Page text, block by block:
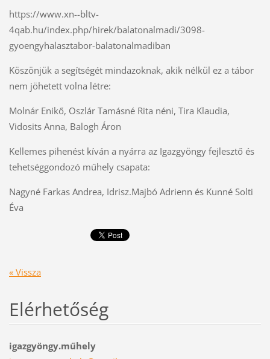
https://www.xn--bltv-
4qab.hu/index.php/hirek/balatonalmadi/3098-
gyoengyhalasztabor-balatonalmadiban
Köszönjük a segítségét mindazoknak, akik nélkül ez a tábor
nem jöhetett volna létre:
Molnár Enikő, Oszlár Tamásné Rita néni, Tira Klaudia,
Vidosits Anna, Balogh Áron
Kellemes pihenést kíván a nyárra az Igazgyöngy fejlesztő és
tehetséggondozó műhely csapata:
Nagyné Farkas Andrea, Idrisz.Majbó Adrienn és Kunné Solti
Éva
« Vissza
Elérhetőség
igazgyöngy.műhely